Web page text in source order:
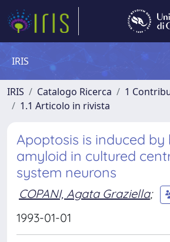
IRIS
IRIS Catalogo Ricerca
1
1.1 Articolo in rivista
Apoptosis is induced by
amyloid in cultured
system neurons
COPANI, Agata Graziella;
1993-01-01